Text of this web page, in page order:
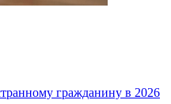
гражданину в 2026